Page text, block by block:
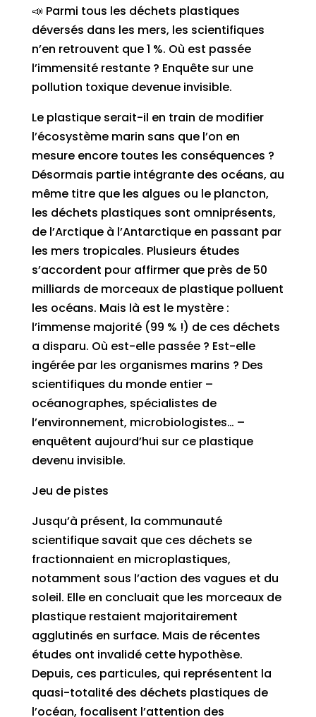
📣 Parmi tous les déchets plastiques
déversés dans les mers, les scientifiques
n’en retrouvent que 1 %. Où est passée
l’immensité restante ? Enquête sur une
pollution toxique devenue invisible.
Le plastique serait-il en train de modifier
l’écosystème marin sans que l’on en
mesure encore toutes les conséquences ?
Désormais partie intégrante des océans, au
même titre que les algues ou le plancton,
les déchets plastiques sont omniprésents,
de l’Arctique à l’Antarctique en passant par
les mers tropicales. Plusieurs études
s’accordent pour affirmer que près de 50
milliards de morceaux de plastique polluent
les océans. Mais là est le mystère :
l’immense majorité (99 % !) de ces déchets
a disparu. Où est-elle passée ? Est-elle
ingérée par les organismes marins ? Des
scientifiques du monde entier –
océanographes, spécialistes de
l’environnement, microbiologistes… –
enquêtent aujourd’hui sur ce plastique
devenu invisible.
Jeu de pistes
Jusqu’à présent, la communauté
scientifique savait que ces déchets se
fractionnaient en microplastiques,
notamment sous l’action des vagues et du
soleil. Elle en concluait que les morceaux de
plastique restaient majoritairement
agglutinés en surface. Mais de récentes
études ont invalidé cette hypothèse.
Depuis, ces particules, qui représentent la
quasi-totalité des déchets plastiques de
l’océan, focalisent l’attention des